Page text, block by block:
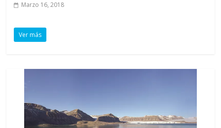
Marzo 16, 2018
Ver más